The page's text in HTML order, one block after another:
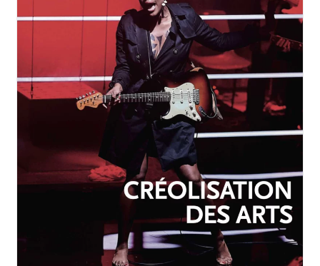
OCTOBRE-DÉCEMBRE 2025
Créolisation des arts